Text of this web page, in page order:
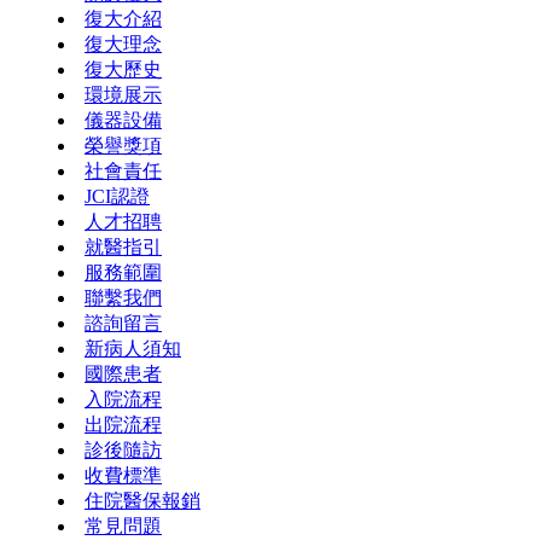
復大介紹
復大理念
復大歷史
環境展示
儀器設備
榮譽獎項
社會責任
JCI認證
人才招聘
就醫指引
服務範圍
聯繫我們
諮詢留言
新病人須知
國際患者
入院流程
出院流程
診後隨訪
收費標準
住院醫保報銷
常見問題